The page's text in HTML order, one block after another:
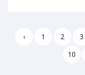
‹ 1 2 3
10